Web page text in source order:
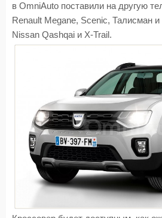
в OmniAuto поставили на другую
Renault Megane, Scenic, Талисман
Nissan Qashqai и X-Trail.